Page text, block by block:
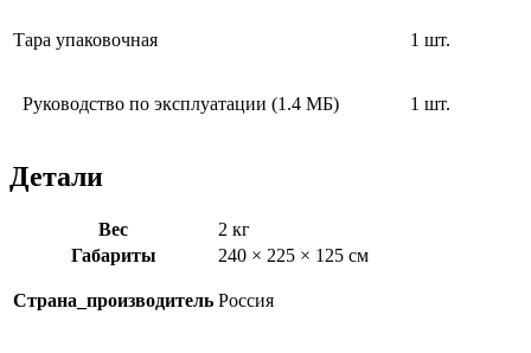
Тара упаковочная 1 шт.
Руководство по эксплуатации (1.4 MБ) 1 шт.
Детали
Вес
2 кг
Габариты
240 × 225 × 125 см
Страна_производитель Россия